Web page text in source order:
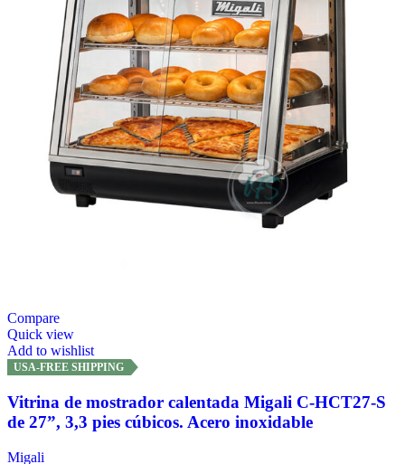
Compare
Quick view
Add to wishlist
USA-FREE SHIPPING
Vitrina de mostrador calentada Migali C-HCT27-S
de 27”, 3,3 pies cúbicos. Acero inoxidable
Migali